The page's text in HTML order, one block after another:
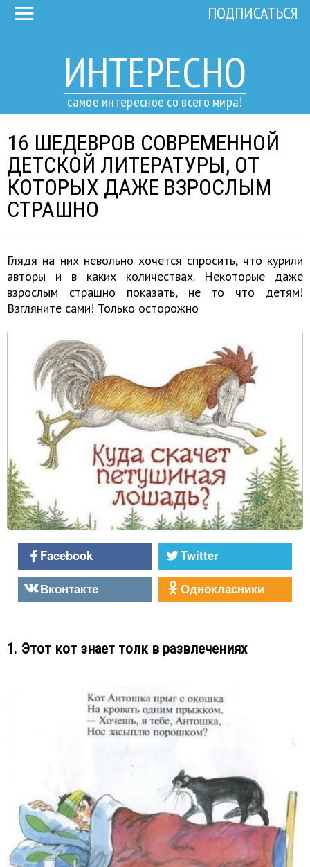
ИНТЕРЕСНО
самое интересное со всего мира!
ПОДПИСАТЬСЯ
16 ШЕДЕВРОВ СОВРЕМЕННОЙ
ДЕТСКОЙ ЛИТЕРАТУРЫ, ОТ
КОТОРЫХ ДАЖЕ ВЗРОСЛЫМ
СТРАШНО
Глядя на них невольно хочется спросить, что курили
авторы и в каких количествах. Некоторые даже
взрослым страшно показать, не то что детям!
Взгляните сами! Только осторожно
Facebook
Twitter
Вконтакте
Однокласники
1. Этот кот знает толк в развлечениях